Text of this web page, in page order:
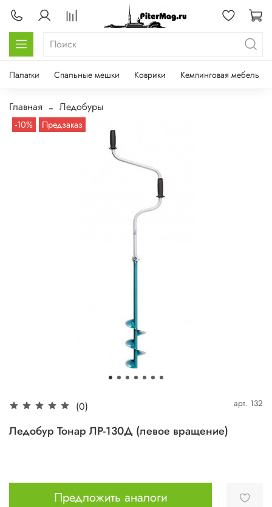
Палатки Спальные мешки Коврики Кемпинговая мебель
Главная Ледобуры
-10% Предзаказ
(0) арт. 132
Ледобур Тонар ЛР-130Д (левое вращение)
Предложить аналоги